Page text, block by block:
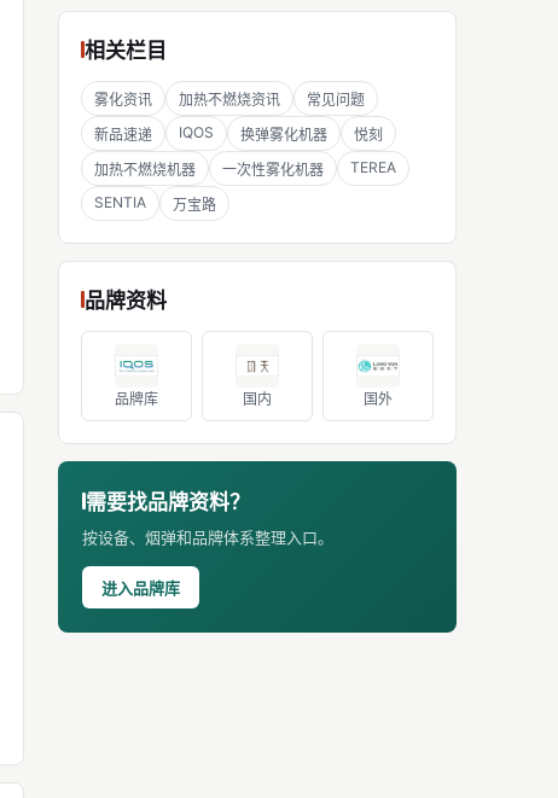
相关栏目
雾化资讯 加热不燃烧资讯
常见问题
新品速递
IQOS 换弹雾化机器
悦刻
加热不燃烧机器
一次性雾化机器
TEREA
SENTIA
万宝路
品牌资料
品牌库 国内 国外
需要找品牌资料？
按设备、烟弹和品牌体系整理入口。
进入品牌库